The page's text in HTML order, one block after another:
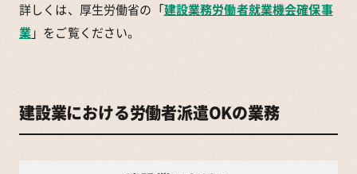
詳しくは、厚生労働省の「建設業務労働者就業機会確保事
業」をご覧ください。
建設業における労働者派遣OKの業務